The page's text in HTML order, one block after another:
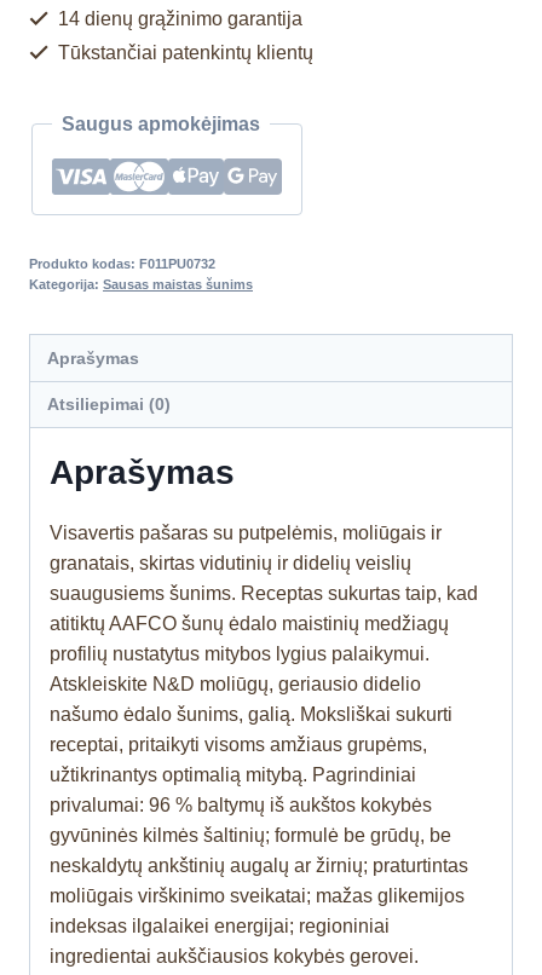
14 dienų grąžinimo garantija
Tūkstančiai patenkintų klientų
Saugus apmokėjimas
Produkto kodas: F011PU0732
Kategorija: Sausas maistas šunims
Aprašymas
Atsiliepimai (0)
Aprašymas
Visavertis pašaras su putpelėmis, moliūgais ir
granatais, skirtas vidutinių ir didelių veislių
suaugusiems šunims. Receptas sukurtas taip, kad
atitiktų AAFCO šunų ėdalo maistinių medžiagų
profilių nustatytus mitybos lygius palaikymui.
Atskleiskite N&D moliūgų, geriausio didelio
našumo ėdalo šunims, galią. Moksliškai sukurti
receptai, pritaikyti visoms amžiaus grupėms,
užtikrinantys optimalią mitybą. Pagrindiniai
privalumai: 96 % baltymų iš aukštos kokybės
gyvūninės kilmės šaltinių; formulė be grūdų, be
neskaldytų ankštinių augalų ar žirnių; praturtintas
moliūgais virškinimo sveikatai; mažas glikemijos
indeksas ilgalaikei energijai; regioniniai
ingredientai aukščiausios kokybės gerovei.